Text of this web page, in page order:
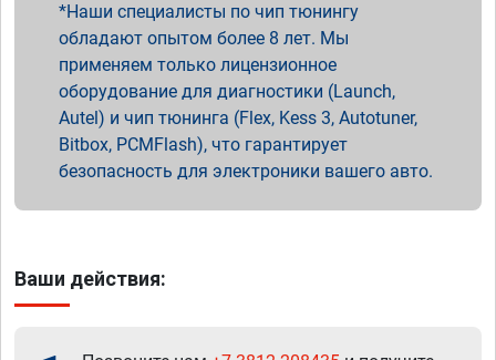
Наши специалисты по чип тюнингу
обладают опытом более 8 лет. Мы
применяем только лицензионное
оборудование для диагностики (Launch,
Autel) и чип тюнинга (Flex, Kess 3, Autotuner,
Bitbox, PCMFlash), что гарантирует
безопасность для электроники вашего авто.
Ваши действия: